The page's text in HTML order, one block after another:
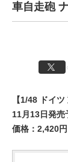
車自走砲
【1/48 ドイ
11月13日発売
価格：2,420円